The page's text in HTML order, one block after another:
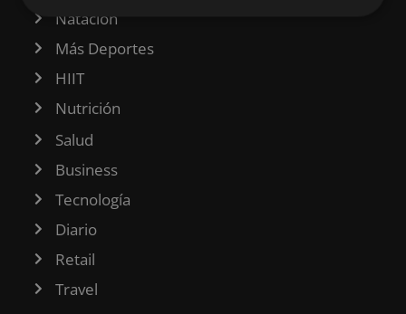
Natación
Más Deportes
HIIT
Nutrición
Salud
Business
Tecnología
Diario
Retail
Travel